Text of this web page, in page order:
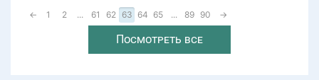
← 1 2 ... 61 62 63 64 65 ... 89 90 →
Посмотреть все